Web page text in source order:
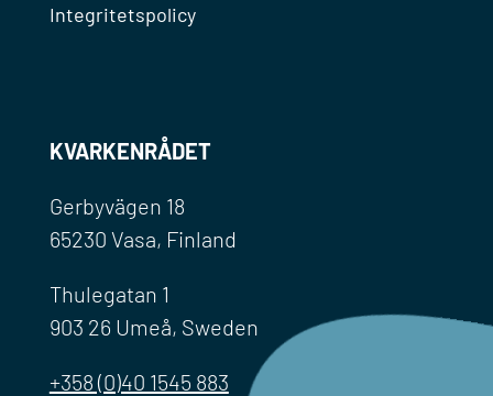
Integritetspolicy
KVARKENRÅDET
Gerbyvägen 18
65230 Vasa, Finland
Thulegatan 1
903 26 Umeå, Sweden
+358 (0)40 1545 883